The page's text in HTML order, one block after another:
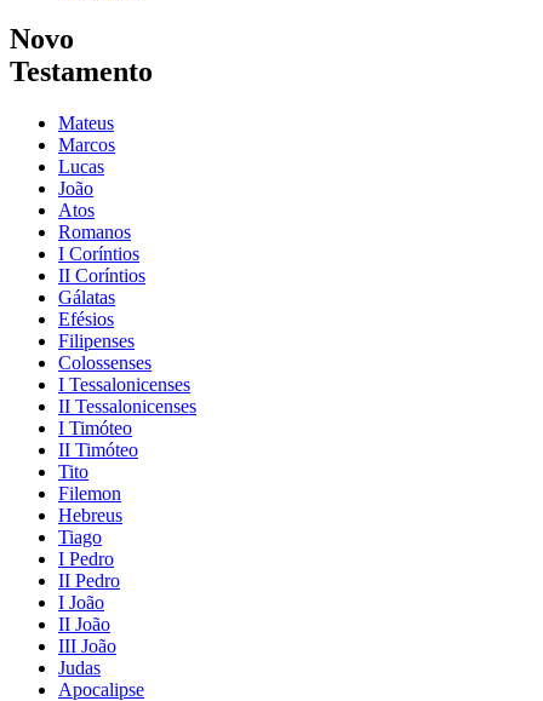
Novo
Testamento
Mateus
Marcos
Lucas
João
Atos
Romanos
I Coríntios
II Coríntios
Gálatas
Efésios
Filipenses
Colossenses
I Tessalonicenses
II Tessalonicenses
I Timóteo
II Timóteo
Tito
Filemon
Hebreus
Tiago
I Pedro
II Pedro
I João
II João
III João
Judas
Apocalipse